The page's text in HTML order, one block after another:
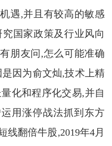
遇,并且有较高的敏感
国家政策及行业风向
朋友问,怎么可能准确
因为俞文灿,技术上精
化和程序化交易,并自
用涨停战法抓到东方
线翻倍牛股,2019年4月